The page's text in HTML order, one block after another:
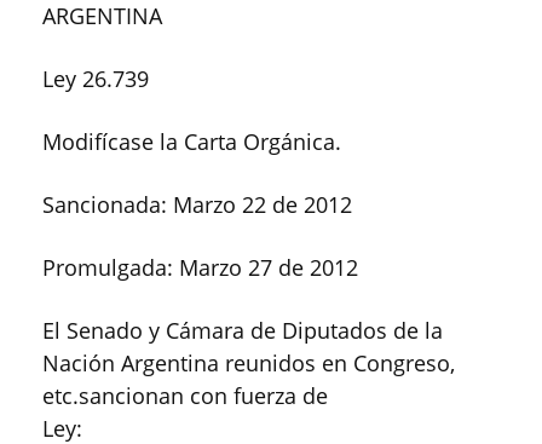
ARGENTINA
Ley 26.739
Modifícase la Carta Orgánica.
Sancionada: Marzo 22 de 2012
Promulgada: Marzo 27 de 2012
El Senado y Cámara de Diputados de la
Nación Argentina reunidos en Congreso,
etc.sancionan con fuerza de
Ley: